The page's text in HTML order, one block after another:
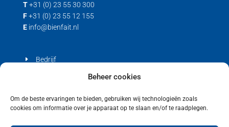
Beheer cookies
Om de beste ervaringen te bieden, gebruiken wij technologieën zoals
cookies om informatie over je apparaat op te slaan en/of te raadplegen.
T +31 (0) 23 55 30 300
F +31 (0) 23 55 12 155
E info@bienfait.nl
Bedrijf